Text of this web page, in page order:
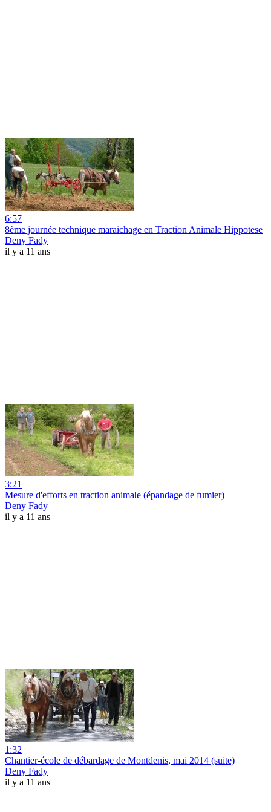
6:57
8ème journée technique maraichage en Traction Animale Hippotese
Deny Fady
il y a 11 ans
3:21
Mesure d'efforts en traction animale (épandage de fumier)
Deny Fady
il y a 11 ans
1:32
Chantier-école de débardage de Montdenis, mai 2014 (suite)
Deny Fady
il y a 11 ans